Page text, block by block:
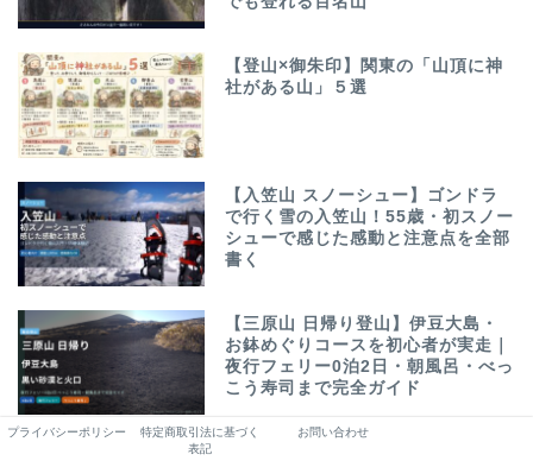
【登山×御朱印】関東の「山頂に神
社がある山」５選
【入笠山 スノーシュー】ゴンドラ
で行く雪の入笠山！55歳・初スノー
シューで感じた感動と注意点を全部
書く
【三原山 日帰り登山】伊豆大島・
お鉢めぐりコースを初心者が実走｜
夜行フェリー0泊2日・朝風呂・べっ
こう寿司まで完全ガイド
プライバシーポリシー
特定商取引法に基づく
表記
お問い合わせ